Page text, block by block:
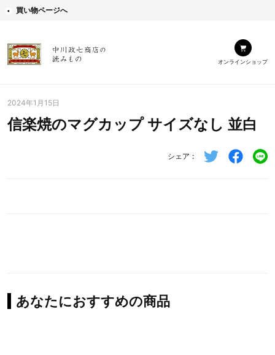
買い物ページへ
オンラインショップ
2024年1月15日
信楽焼のマグカップ サイズなし 並白
シェア
あなたにおすすめの商品